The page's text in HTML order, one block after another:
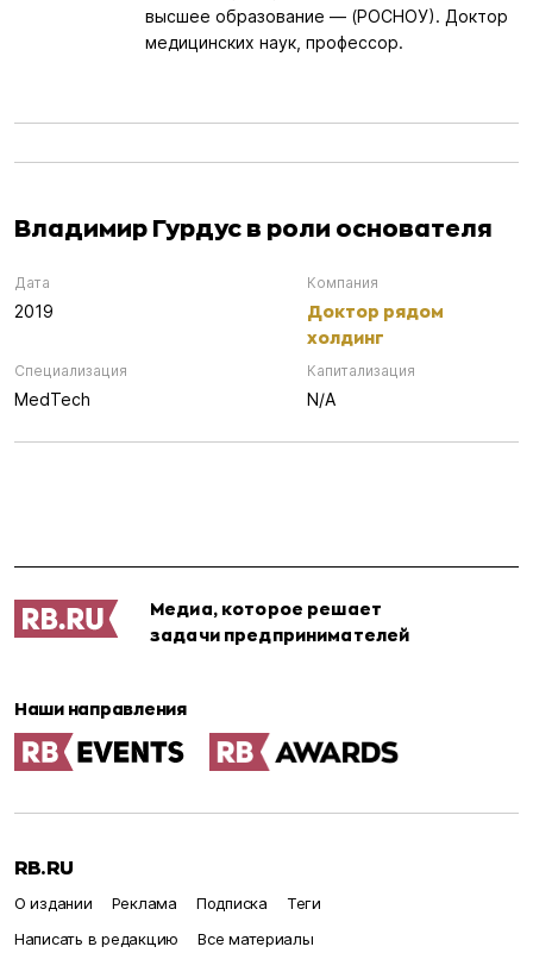
высшее образование — (РОСНОУ). Доктор
медицинских наук, профессор.
Владимир Гурдус в роли основателя
Дата
2019
Компания
Доктор рядом
холдинг
Специализация
MedTech
Капитализация
N/A
Медиа, которое решает
задачи предпринимателей
Наши направления
RB.RU
О издании Реклама Подписка
Теги
Написать в редакцию
Все материалы